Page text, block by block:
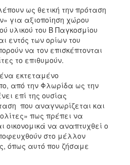
ως θετική την πρόταση
για αξιοποίηση χώρου
υλικού του Β Παγκοσμίου
εντός των ορίων του
να τον επισκέπτονται
το επιθυμούν.
εκτεταμένο
από την Φλωρίδα ως την
επί της ουσίας
που αναγνωρίζεται και
πως πρέπει να
οικονομικά να αναπτυχθεί ο
στο μέλλον
όπως αυτό που ζήσαμε